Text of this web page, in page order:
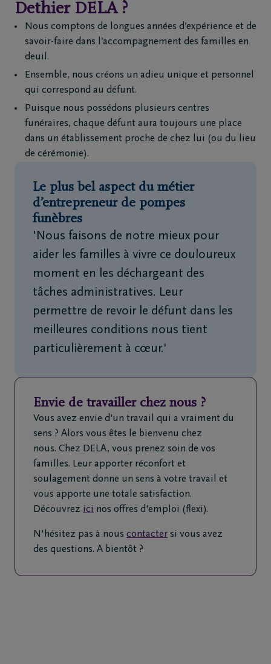
Dethier DELA ?
Nous comptons de longues années d’expérience et de
savoir-faire dans l’accompagnement des familles en
deuil.
Ensemble, nous créons un adieu unique et personnel
qui correspond au défunt.
Puisque nous possédons plusieurs centres
funéraires, chaque défunt aura toujours une place
dans un établissement proche de chez lui (ou du lieu
de cérémonie).
Le plus bel aspect du métier
d’entrepreneur de pompes
funèbres
'Nous faisons de notre mieux pour
aider les familles à vivre ce douloureux
moment en les déchargeant des
tâches administratives. Leur
permettre de revoir le défunt dans les
meilleures conditions nous tient
particulièrement à cœur.'
Envie de travailler chez nous ?
Vous avez envie d'un travail qui a vraiment du
sens ? Alors vous êtes le bienvenu chez
nous. Chez DELA, vous prenez soin de vos
familles. Leur apporter réconfort et
soulagement donne un sens à votre travail et
vous apporte une totale satisfaction.
Découvrez ici nos offres d'emploi (flexi).
N'hésitez pas à nous contacter si vous avez
des questions. A bientôt ?